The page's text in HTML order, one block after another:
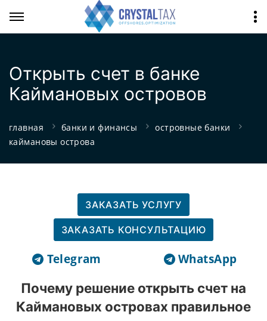
Открыть счет в банке
Каймановых островов
главная банки и финансы
островные банки
каймановы острова
ЗАКАЗАТЬ УСЛУГУ
ЗАКАЗАТЬ КОНСУЛЬТАЦИЮ
Telegram WhatsApp
Почему решение открыть счет на
Каймановых островах правильное